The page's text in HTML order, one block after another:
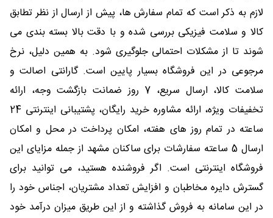
لازم به ذکر است که تمام سفارش ها، پیش از ارسال از نظر تطابق
کالا و سلامت فیزیکی بررسی شده و با دقت بالا بسته بندی می
شوند تا از مشکلات احتمالی جلوگیری شود. به همین دلیل، نرخ
مرجوعی در این فروشگاه بسیار پایین است. گارانتی اصالت و
سلامت کالا، ارسال سریع، 7 روز ضمانت بازگشت وجه، ارائه
تخفیفات ویژه، ارائه مشاوره خرید رایگان، پشتیبانی اینترنتی 24
ساعته در تمام روز های هفته، امکان پرداخت در محل و امکان
ارسال 5 ساعته سفارشات برای ساکنان مشهد از جمله مزایای این
فروشگاه اینترنتی است. اگر فروشنده هستید، می توانید برای
گسترش دایره مخاطبان و افزایش تعداد مشتریان، اجناس خود را
در این سامانه به فروش گذاشته و از این طریق میزان درآمد خود